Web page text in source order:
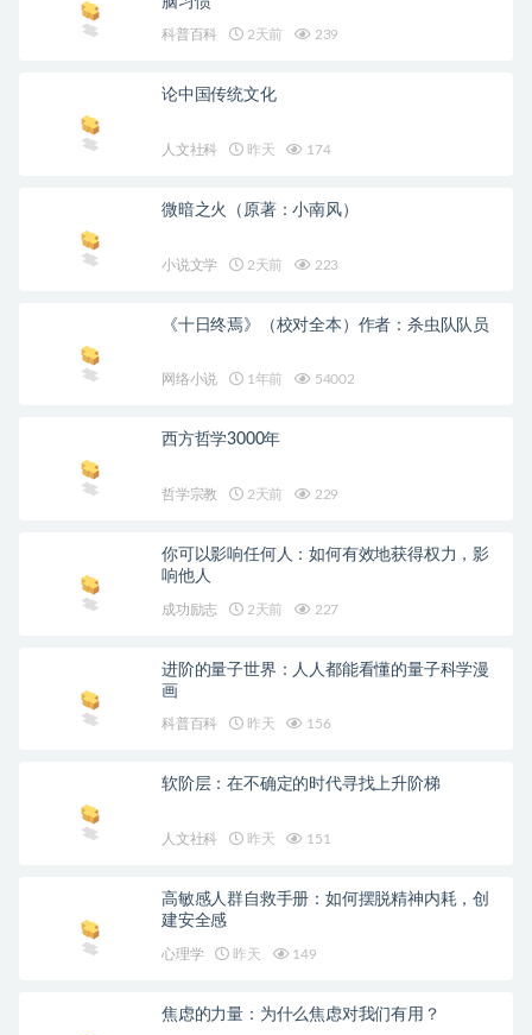
科普百科 2天前 239
论中国传统文化
人文社科 昨天 174
微暗之火（原著：小南风）
小说文学 2天前 223
《十日终焉》（校对全本）作者：杀虫队队员
网络小说 1年前 54002
西方哲学3000年
哲学宗教 2天前 229
你可以影响任何人：如何有效地获得权力，影
响他人
成功励志 2天前 227
进阶的量子世界：人人都能看懂的量子科学漫
画
科普百科 昨天 156
软阶层：在不确定的时代寻找上升阶梯
人文社科 昨天 151
高敏感人群自救手册：如何摆脱精神内耗，创
建安全感
心理学 昨天 149
焦虑的力量：为什么焦虑对我们有用？